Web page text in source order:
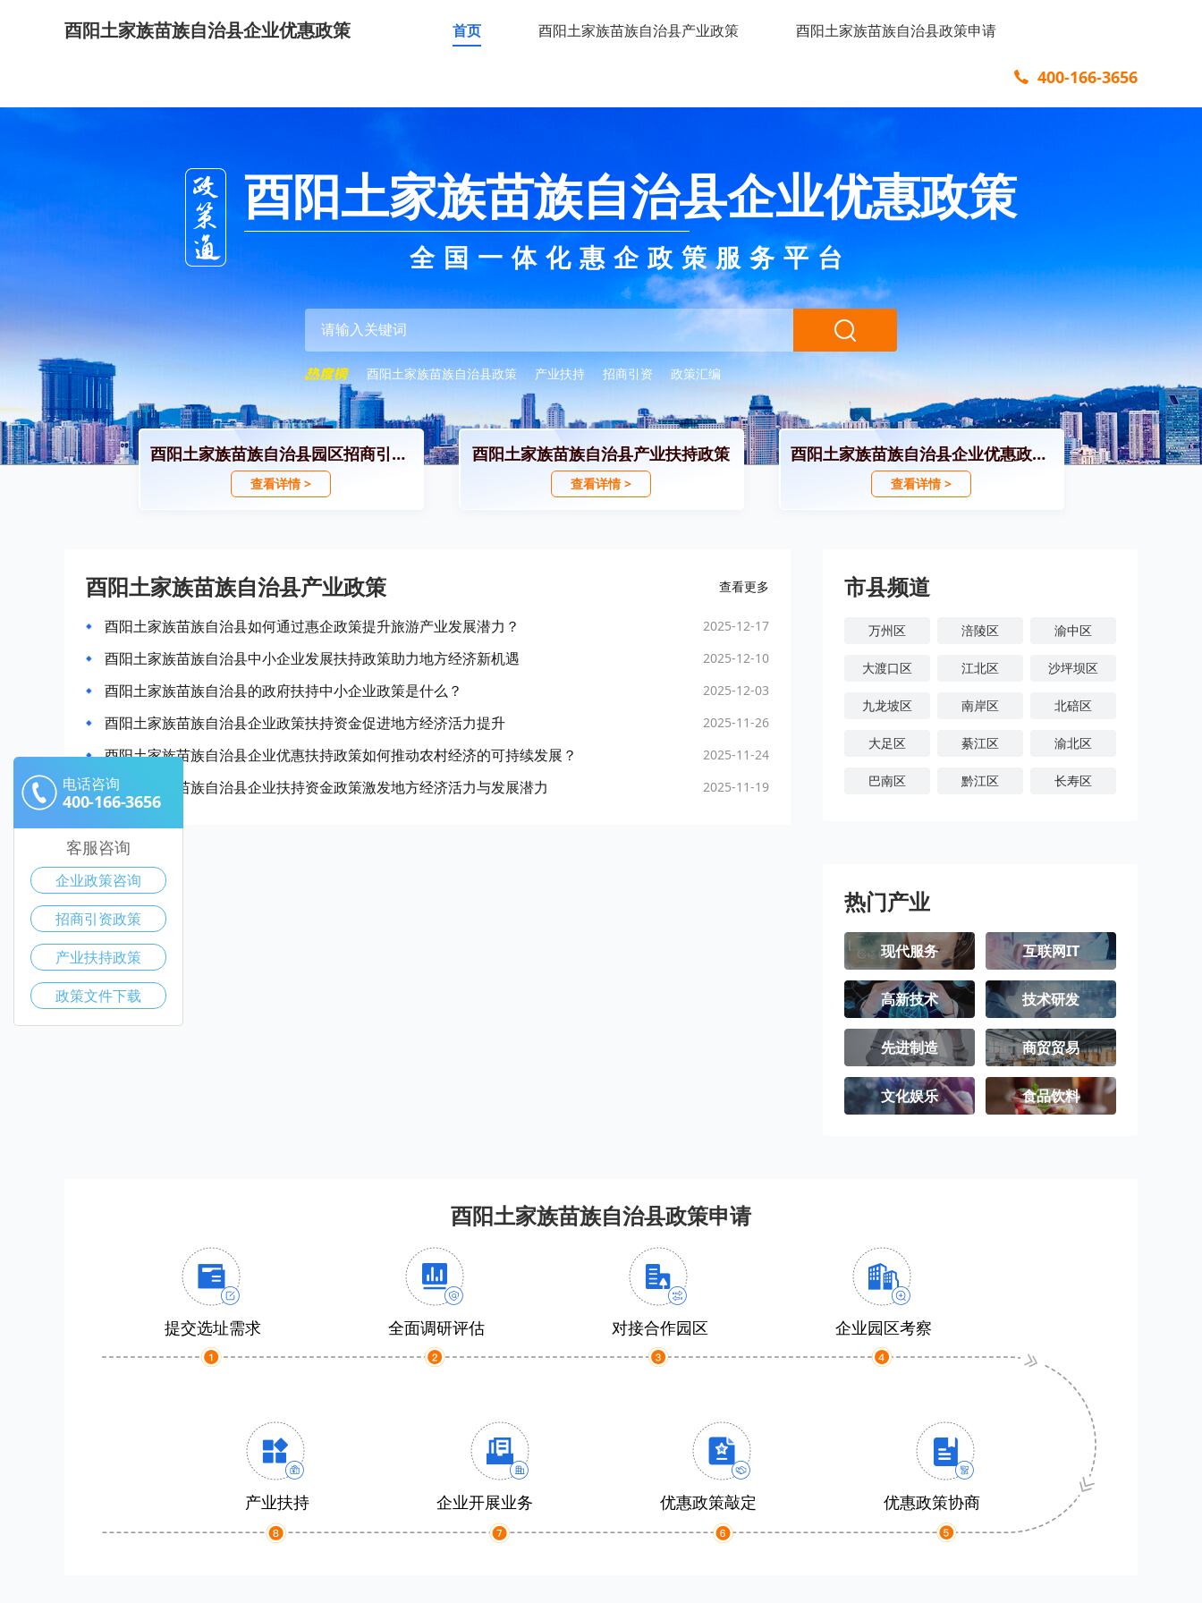
酉阳土家族苗族自治县企业优惠政策 首页 酉阳土家族苗族自治县产业政策 酉阳土家族苗族自治县政策申请
400-166-3656
酉阳土家族苗族自治县企业优惠政策
全国一体化惠企政策服务平台
酉阳土家族苗族自治县政策 产业扶持 招商引资 政策汇编
酉阳土家族苗族自治县园区招商引资政策
查看详情 >
酉阳土家族苗族自治县产业扶持政策
查看详情 >
酉阳土家族苗族自治县企业优惠政策汇编
查看详情 >
酉阳土家族苗族自治县产业政策 查看更多
酉阳土家族苗族自治县如何通过惠企政策提升旅游产业发展潜力？ 2025-12-17
酉阳土家族苗族自治县中小企业发展扶持政策助力地方经济新机遇 2025-12-10
酉阳土家族苗族自治县的政府扶持中小企业政策是什么？ 2025-12-03
酉阳土家族苗族自治县企业政策扶持资金促进地方经济活力提升 2025-11-26
酉阳土家族苗族自治县企业优惠扶持政策如何推动农村经济的可持续发展？ 2025-11-24
酉阳土家族苗族自治县企业扶持资金政策激发地方经济活力与发展潜力 2025-11-19
市县频道
万州区 涪陵区 渝中区
大渡口区 江北区 沙坪坝区
九龙坡区 南岸区 北碚区
大足区 綦江区 渝北区
巴南区 黔江区 长寿区
丰都县
忠县 开州区 云阳县
奉节县 巫山县 巫溪县
石柱土家族自
治县
秀山土家族苗
族自治县
酉阳土家族苗
族自治县
彭水苗族土家
族自治县
江津区 合川区
永川区 南川区
热门产业
现代服务 互联网IT
高新技术 技术研发
先进制造 商贸贸易
文化娱乐 食品饮料
酉阳土家族苗族自治县政策申请
提交选址需求 全面调研评估 对接合作园区 企业园区考察
产业扶持 企业开展业务 优惠政策敲定 优惠政策协商
电话咨询
400-166-3656
客服咨询
企业政策咨询
招商引资政策
产业扶持政策
政策文件下载